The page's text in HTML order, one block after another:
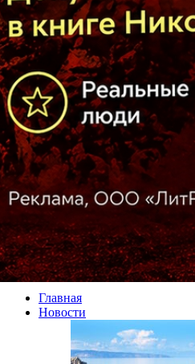
Главная
Новости